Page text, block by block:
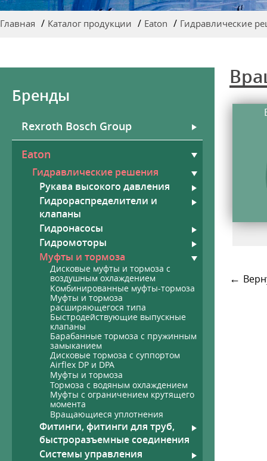
Шланги высокого давления,
фитинги
Высокотемпературные рукава
со стекловолоконным
покрытием
Главная Каталог продукции Eaton Гидравлические
Бренды
Rexroth Bosch Group
Eaton
Гидравлические решения
Рукава высокого давления
Гидрораспределители и
клапаны
Гидронасосы
Гидромоторы
Муфты и тормоза
Дисковые муфты и тормоза с
воздушным охлаждением
Комбинированные муфты-тормоза
Муфты и тормоза
расширяющегося типа
Быстродействующие выпускные
клапаны
Барабанные тормоза с пружинным
замыканием
Дисковые тормоза с суппортом
Airflex DP и DPA
Муфты и тормоза
Тормоза с водяным охлаждением
Муфты с ограничением крутящего
момента
Вращающиеся уплотнения
Фитинги, фитинги для труб,
быстроразъемные соединения
Системы управления
←